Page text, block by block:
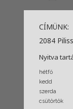
CÍMÜNK:
2084
Nyitva
hétfő
kedd
szerda
csütörtök